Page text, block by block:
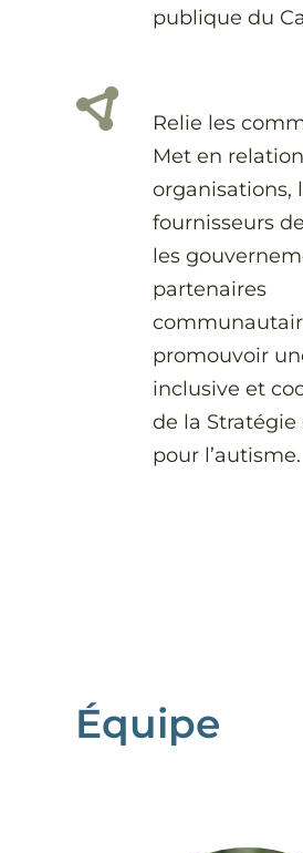
publique du
Relie les
Met en
organisations,
fournisseurs
les
partenaires
promouvoir
inclusive et
de la
pour l’autisme.
Équipe